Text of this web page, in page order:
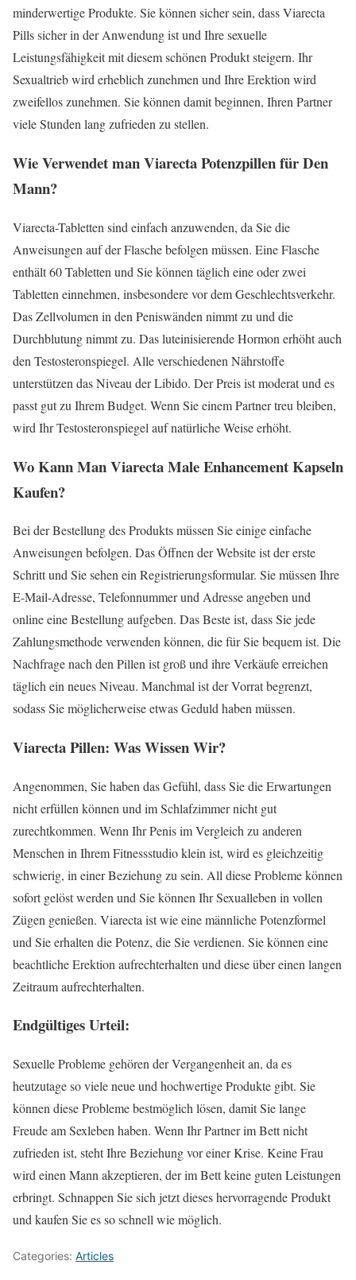
minderwertige Produkte. Sie können sicher sein, dass Viarecta
Pills sicher in der Anwendung ist und Ihre sexuelle
Leistungsfähigkeit mit diesem schönen Produkt steigern. Ihr
Sexualtrieb wird erheblich zunehmen und Ihre Erektion wird
zweifellos zunehmen. Sie können damit beginnen, Ihren Partner
viele Stunden lang zufrieden zu stellen.
Wie Verwendet man Viarecta Potenzpillen für Den
Mann?
Viarecta-Tabletten sind einfach anzuwenden, da Sie die
Anweisungen auf der Flasche befolgen müssen. Eine Flasche
enthält 60 Tabletten und Sie können täglich eine oder zwei
Tabletten einnehmen, insbesondere vor dem Geschlechtsverkehr.
Das Zellvolumen in den Peniswänden nimmt zu und die
Durchblutung nimmt zu. Das luteinisierende Hormon erhöht auch
den Testosteronspiegel. Alle verschiedenen Nährstoffe
unterstützen das Niveau der Libido. Der Preis ist moderat und es
passt gut zu Ihrem Budget. Wenn Sie einem Partner treu bleiben,
wird Ihr Testosteronspiegel auf natürliche Weise erhöht.
Wo Kann Man Viarecta Male Enhancement Kapseln
Kaufen?
Bei der Bestellung des Produkts müssen Sie einige einfache
Anweisungen befolgen. Das Öffnen der Website ist der erste
Schritt und Sie sehen ein Registrierungsformular. Sie müssen Ihre
E-Mail-Adresse, Telefonnummer und Adresse angeben und
online eine Bestellung aufgeben. Das Beste ist, dass Sie jede
Zahlungsmethode verwenden können, die für Sie bequem ist. Die
Nachfrage nach den Pillen ist groß und ihre Verkäufe erreichen
täglich ein neues Niveau. Manchmal ist der Vorrat begrenzt,
sodass Sie möglicherweise etwas Geduld haben müssen.
Viarecta Pillen: Was Wissen Wir?
Angenommen, Sie haben das Gefühl, dass Sie die Erwartungen
nicht erfüllen können und im Schlafzimmer nicht gut
zurechtkommen. Wenn Ihr Penis im Vergleich zu anderen
Menschen in Ihrem Fitnessstudio klein ist, wird es gleichzeitig
schwierig, in einer Beziehung zu sein. All diese Probleme können
sofort gelöst werden und Sie können Ihr Sexualleben in vollen
Zügen genießen. Viarecta ist wie eine männliche Potenzformel
und Sie erhalten die Potenz, die Sie verdienen. Sie können eine
beachtliche Erektion aufrechterhalten und diese über einen langen
Zeitraum aufrechterhalten.
Endgültiges Urteil:
Sexuelle Probleme gehören der Vergangenheit an, da es
heutzutage so viele neue und hochwertige Produkte gibt. Sie
können diese Probleme bestmöglich lösen, damit Sie lange
Freude am Sexleben haben. Wenn Ihr Partner im Bett nicht
zufrieden ist, steht Ihre Beziehung vor einer Krise. Keine Frau
wird einen Mann akzeptieren, der im Bett keine guten Leistungen
erbringt. Schnappen Sie sich jetzt dieses hervorragende Produkt
und kaufen Sie es so schnell wie möglich.
Categories: Articles